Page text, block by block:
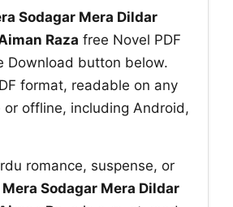
Sodagar Mera Dildar
Raza free Novel PDF
Download button below.
format, readable on any
or offline, including Android,
romance, suspense, or
Mera Sodagar Mera Dildar